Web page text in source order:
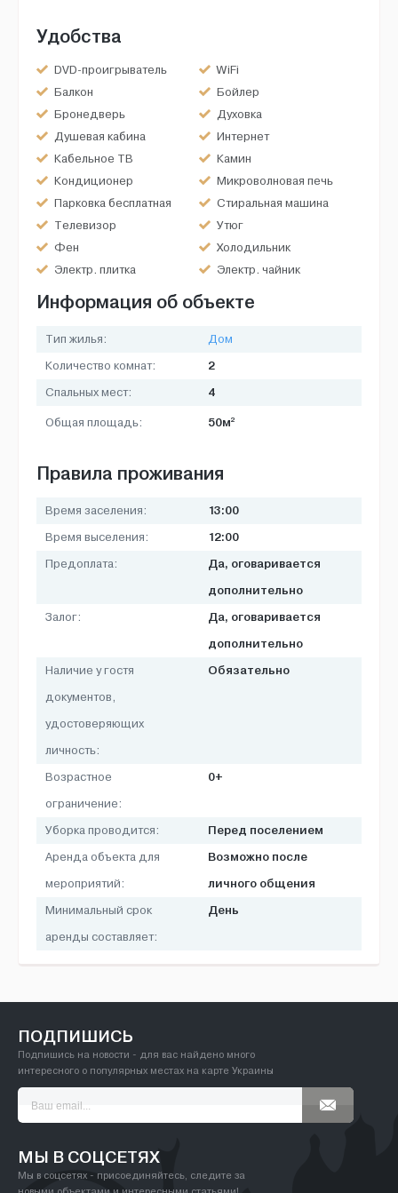
Удобства
DVD-проигрыватель
WiFi
Балкон
Бойлер
Бронедверь
Духовка
Душевая кабина
Интернет
Кабельное ТВ
Камин
Кондиционер
Микроволновая печь
Парковка бесплатная
Стиральная машина
Телевизор
Утюг
Фен
Холодильник
Электр. плитка
Электр. чайник
Информация об объекте
Тип жилья:
Дом
Количество комнат:
2
Спальных мест: 4
Общая площадь: 50м2
Правила проживания
Время заселения: 13:00
Время выселения: 12:00
Предоплата:
Да, оговаривается
дополнительно
Залог:
Да, оговаривается
дополнительно
Наличие у гостя
документов,
удостоверяющих
личность:
Обязательно
Возрастное
ограничение:
0+
Уборка проводится: Перед поселением
Аренда объекта для
мероприятий:
Возможно после
личного общения
Минимальный срок
аренды составляет:
День
ПОДПИШИСЬ
Подпишись на новости - для вас найдено много
интересного о популярных местах на карте Украины
МЫ В СОЦСЕТЯХ
Мы в соцсетях - присоединяйтесь, следите за